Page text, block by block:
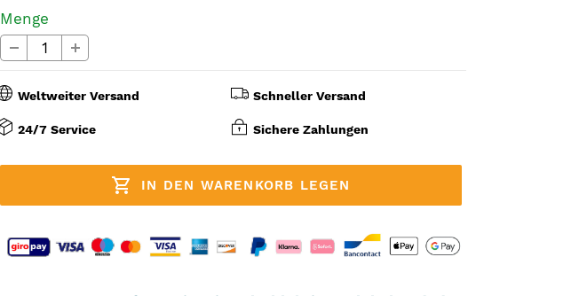
Menge
Weltweiter Versand Schneller Versand
24/7 Service Sichere Zahlungen
IN DEN WARENKORB LEGEN